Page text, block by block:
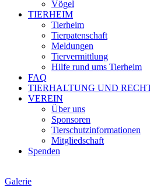
Vögel
TIERHEIM
Tierheim
Tierpatenschaft
Meldungen
Tiervermittlung
Hilfe rund ums Tierheim
FAQ
TIERHALTUNG UND
VEREIN
Über uns
Sponsoren
Tierschutzinformationen
Mitgliedschaft
Spenden
Galerie